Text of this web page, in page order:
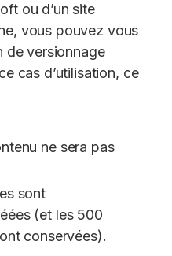
ou d’un site
vous pouvez vous
de versionnage
cas d’utilisation, ce
ne sera pas
sont
(et les 500
conservées).